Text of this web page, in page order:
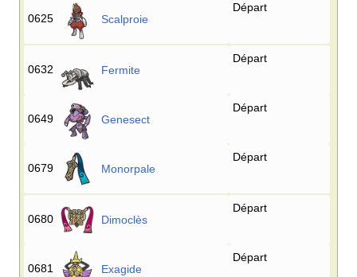
0625 Scalproie
Départ
0632 Fermite
Départ
0649 Genesect
Départ
0679 Monorpale
Départ
0680 Dimoclès
Départ
0681 Exagide
Départ